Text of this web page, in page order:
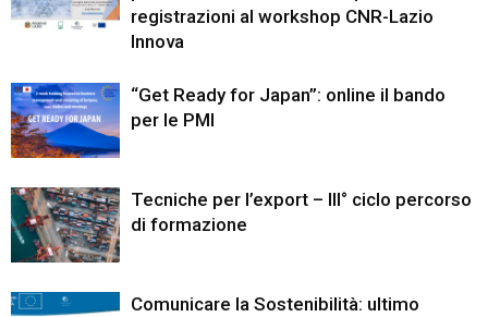
registrazioni al workshop CNR-Lazio
Innova
“Get Ready for Japan”: online il bando
per le PMI
Tecniche per l’export – III° ciclo percorso
di formazione
Comunicare la Sostenibilità: ultimo